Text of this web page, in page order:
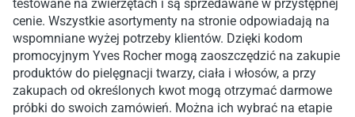
testowane na zwierzętach i są sprzedawane w przystępnej
cenie. Wszystkie asortymenty na stronie odpowiadają na
wspomniane wyżej potrzeby klientów. Dzięki kodom
promocyjnym Yves Rocher mogą zaoszczędzić na zakupie
produktów do pielęgnacji twarzy, ciała i włosów, a przy
zakupach od określonych kwot mogą otrzymać darmowe
próbki do swoich zamówień. Można ich wybrać na etapie